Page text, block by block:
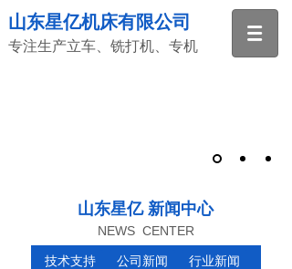
山东星亿机床有限公司
专注生产立车、铣打机、专机
山东星亿 新闻中心
NEWS CENTER
技术支持 公司新闻 行业新闻